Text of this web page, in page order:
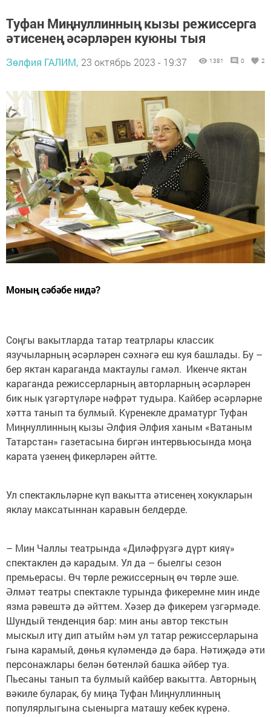
Туфан Миңнуллинның кызы режиссерга
әтисенең әсәрләрен куюны тыя
Зөлфия ГАЛИМ, 23 октябрь 2023 - 19:37 1381 0 2
Моның сәбәбе нидә?
Соңгы вакытларда татар театрлары классик
язучыларның әсәрләрен сәхнәгә еш куя башлады. Бу –
бер яктан караганда мактаулы гамәл. Икенче яктан
караганда режиссерларның авторларның әсәрләрен
бик нык үзгәртүләре нәфрәт тудыра. Кайбер әсәрләрне
хәтта танып та булмый. Күренекле драматург Туфан
Миңнуллинның кызы Әлфия Әлфия ханым «Ватаным
Татарстан» газетасына биргән интервьюсында моңа
карата үзенең фикерләрен әйтте.
Ул спектакльләрне күп вакытта әтисенең хокукларын
яклау максатыннан каравын белдерде.
– Мин Чаллы театрында «Диләфрүзгә дүрт кияү»
спектаклен дә карадым. Ул да – быелгы сезон
премьерасы. Өч төрле режиссерның өч төрле эше.
Әлмәт театры спектакле турында фикеремне мин инде
язма рәвештә дә әйттем. Хәзер дә фикерем үзгәрмәде.
Шундый тенденция бар: мин аны автор текстын
мыскыл итү дип атыйм һәм ул татар режиссерларына
гына карамый, дөнья күләмендә дә бара. Нәтиҗәдә әти
персонажлары белән бөтенләй башка әйбер туа.
Пьесаны танып та булмый кайбер вакытта. Авторның
вәкиле буларак, бу миңа Туфан Миңнуллинның
популярлыгына сыенырга маташу кебек күренә.